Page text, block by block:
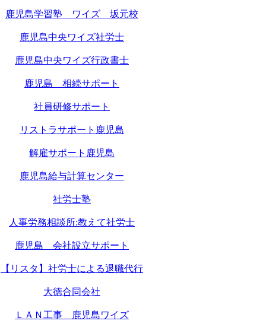
鹿児島学習塾 ワイズ 坂元校
鹿児島中央ワイズ社労士
鹿児島中央ワイズ行政書士
鹿児島 相続サポート
社員研修サポート
リストラサポート鹿児島
解雇サポート鹿児島
鹿児島給与計算センター
社労士塾
人事労務相談所:教えて社労士
鹿児島 会社設立サポート
【リスタ】社労士による退職代行
大徳合同会社
ＬＡＮ工事 鹿児島ワイズ